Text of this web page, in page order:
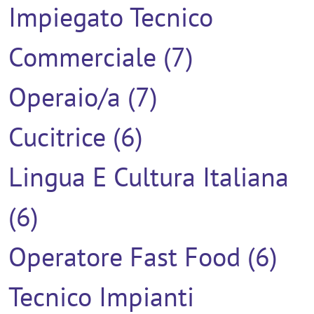
Impiegato Tecnico
Commerciale (7)
Operaio/a (7)
Cucitrice (6)
Lingua E Cultura Italiana
(6)
Operatore Fast Food (6)
Tecnico Impianti